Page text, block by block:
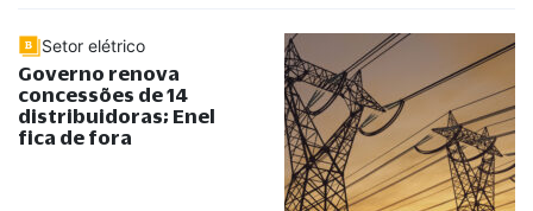
Setor elétrico
Governo renova
concessões de 14
distribuidoras; Enel
fica de fora